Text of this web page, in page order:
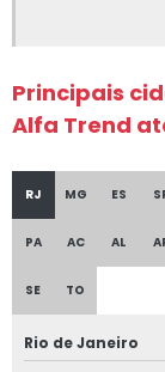
Insumos para
Nitreto de boro em pó
Nitreto de boro
Nitreto de silício
Principais
Alfa Trend
RJ MG ES
PA AC AL
SE TO
Rio de Janeiro